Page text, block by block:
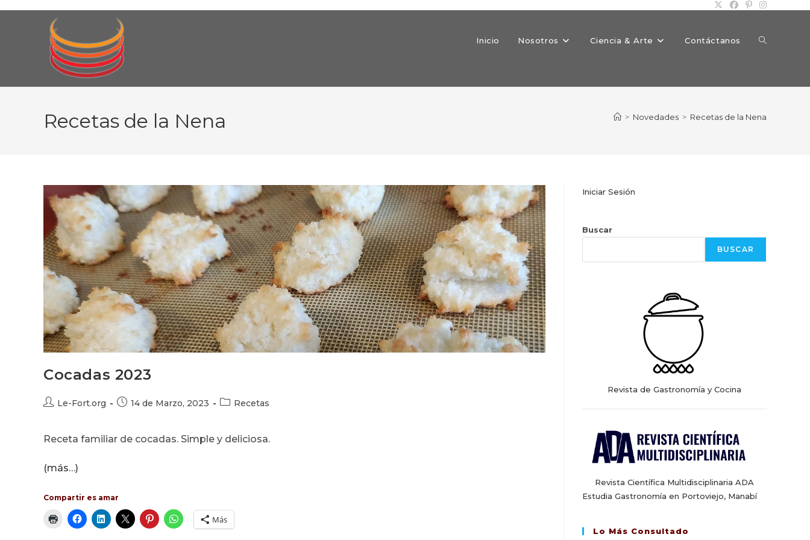
Inicio Nosotros Ciencia & Arte Contáctanos Alternar
Recetas de la Nena > Novedades > Recetas de la Nena
Cocadas 2023
Autor
entrada:
Le-Fort.org
Publicación
entrada:
14 de Marzo, 2023
Categoría
entrada:
Recetas
Receta familiar de cocadas. Simple y deliciosa.
(más…)
Compartir es amar
Más
Iniciar Sesión
Buscar
BUSCAR
Revista de Gastronomía y Cocina
Revista Científica Multidisciplinaria ADA
Estudia Gastronomía en Portoviejo, Manabí
Lo Más Consultado